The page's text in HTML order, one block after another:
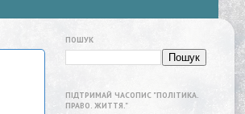
ПОШУК
ПІДТРИМАЙ ЧАСОПИС "ПОЛІТИКА.
ПРАВО. ЖИТТЯ."